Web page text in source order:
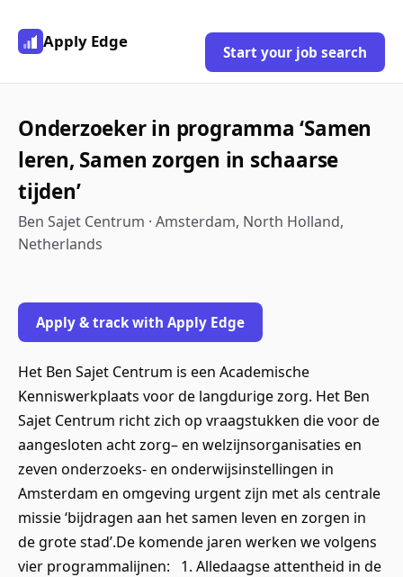
Apply Edge
Start your job search
Onderzoeker in programma ‘Samen
leren, Samen zorgen in schaarse
tijden’
Ben Sajet Centrum · Amsterdam, North Holland,
Netherlands
Apply & track with Apply Edge
Het Ben Sajet Centrum is een Academische
Kenniswerkplaats voor de langdurige zorg. Het Ben
Sajet Centrum richt zich op vraagstukken die voor de
aangesloten acht zorg– en welzijnsorganisaties en
zeven onderzoeks- en onderwijsinstellingen in
Amsterdam en omgeving urgent zijn met als centrale
missie ‘bijdragen aan het samen leven en zorgen in
de grote stad’.De komende jaren werken we volgens
vier programmalijnen: 1. Alledaagse attentheid in de